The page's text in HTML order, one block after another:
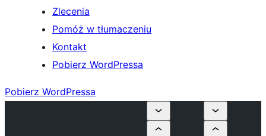
Zlecenia
Pomóż w tłumaczeniu
Kontakt
Pobierz WordPressa
Pobierz WordPressa